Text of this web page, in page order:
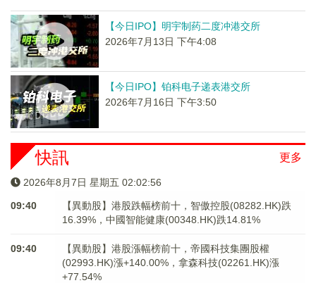
【今日IPO】明宇制药二度冲港交所
2026年7月13日 下午4:08
【今日IPO】铂科电子递表港交所
2026年7月16日 下午3:50
更多
快訊
2026年8月7日 星期五 02:02:56
09:40
【異動股】港股跌幅榜前十，智傲控股(08282.HK)跌
16.39%，中國智能健康(00348.HK)跌14.81%
09:40
【異動股】港股漲幅榜前十，帝國科技集團股權
(02993.HK)漲+140.00%，拿森科技(02261.HK)漲
+77.54%